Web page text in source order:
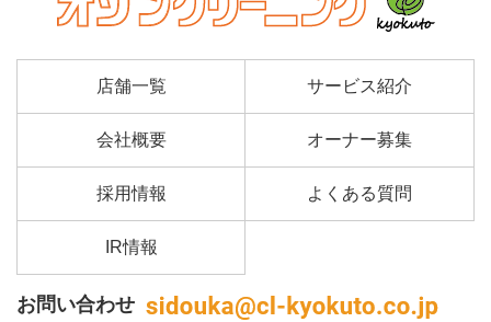
店舗一覧 サービス紹介
会社概要 オーナー募集
採用情報 よくある質問
IR情報
お問い合わせ